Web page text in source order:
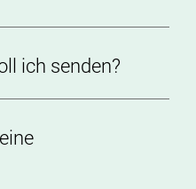
ich senden?